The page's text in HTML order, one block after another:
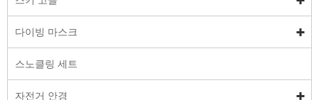
다이빙 마스크
스노클링 세트
자전거 안경